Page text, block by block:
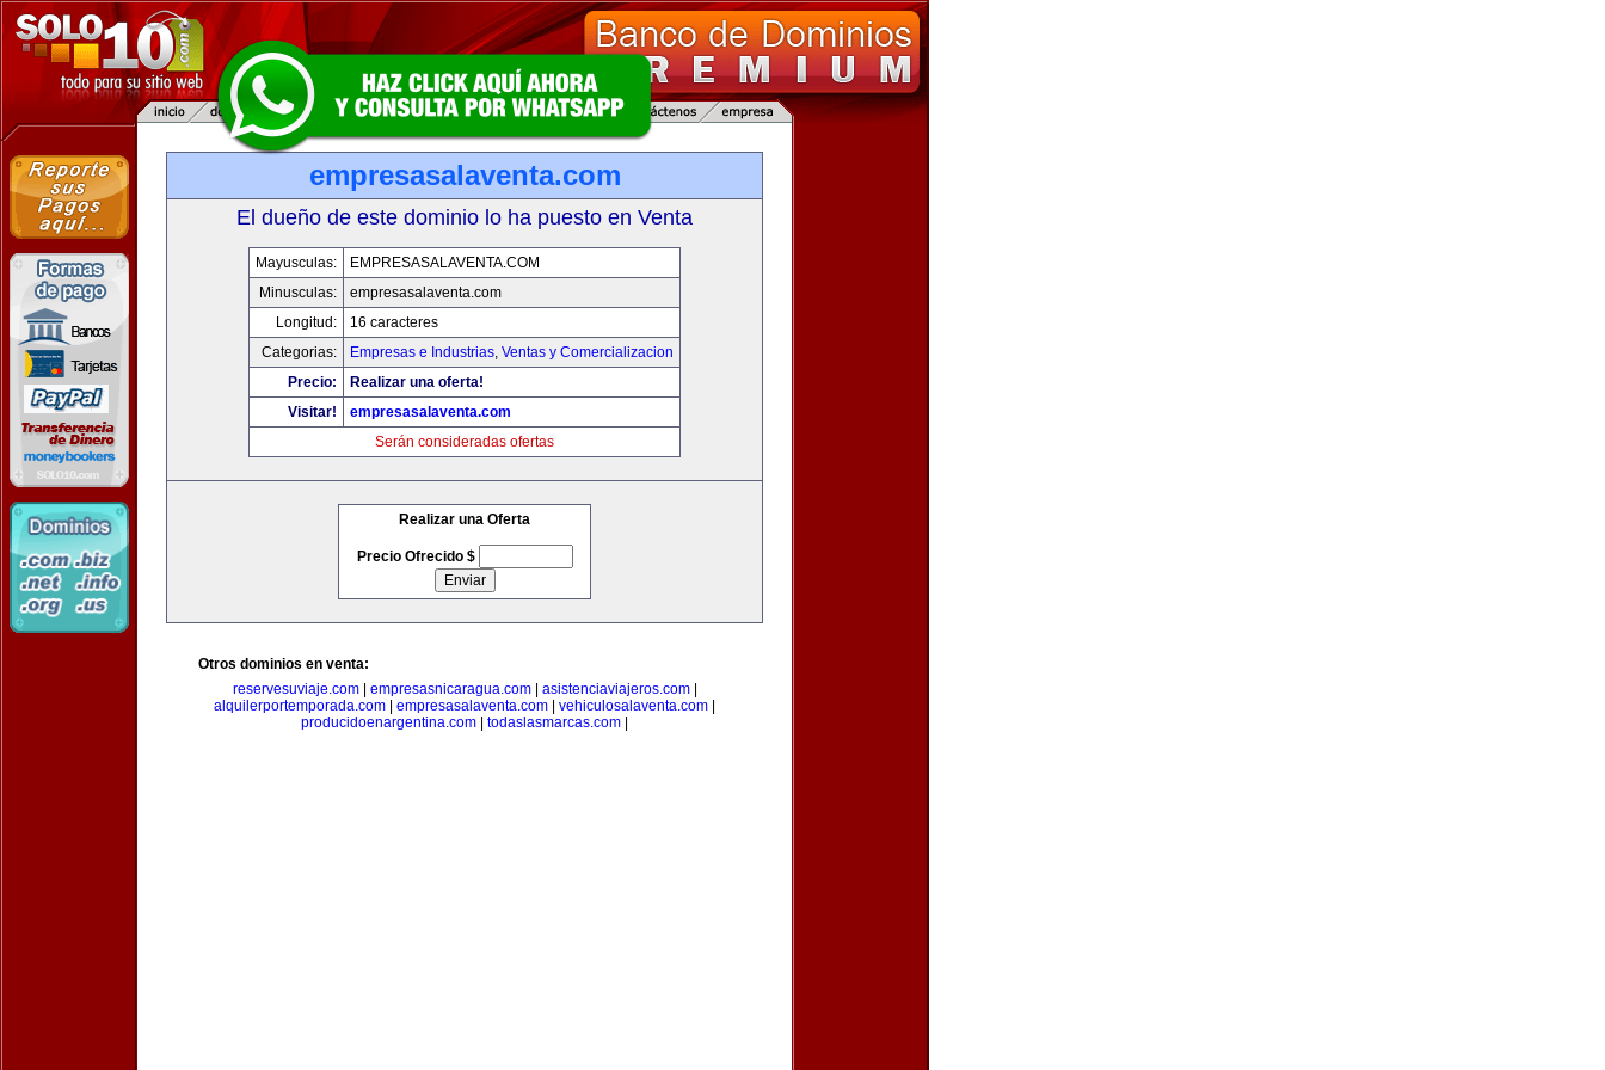
empresasalaventa.com
El dueño de este dominio lo ha puesto en Venta
Mayusculas:
EMPRESASALAVENTA.COM
Minusculas:
empresasalaventa.com
Longitud:
16 caracteres
Categorias:
Empresas e Industrias, Ventas y Comercializacion
Precio:
Realizar una oferta!
Visitar!
empresasalaventa.com
Serán consideradas ofertas
Realizar una Oferta
Precio Ofrecido $
Otros dominios en venta:
reservesuviaje.com| empresasnicaragua.com| asistenciaviajeros.com|
alquilerportemporada.com
empresasalaventa.com vehiculosalaventa.com
producidoenargentina.com
todaslasmarcas.com